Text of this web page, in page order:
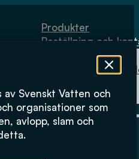
Svenskt Vatten och
organisationer som
avlopp, slam och
Produkter
Beställning och
Fysiskt lager